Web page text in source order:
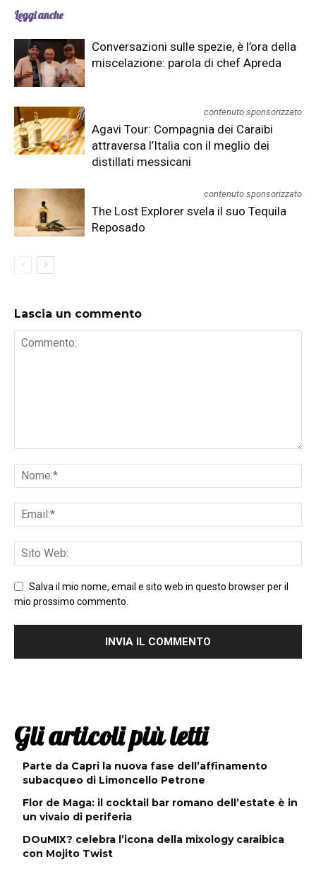
Leggi anche
Conversazioni sulle spezie, è l’ora della
miscelazione: parola di chef Apreda
contenuto sponsorizzato
Agavi Tour: Compagnia dei Caraibi
attraversa l’Italia con il meglio dei
distillati messicani
contenuto sponsorizzato
The Lost Explorer svela il suo Tequila
Reposado
Lascia un commento
Salva il mio nome, email e sito web in questo browser per il
mio prossimo commento.
Gli articoli più letti
Parte da Capri la nuova fase dell’affinamento
subacqueo di Limoncello Petrone
Flor de Maga: il cocktail bar romano dell’estate è in
un vivaio di periferia
DOuMIX? celebra l’icona della mixology caraibica
con Mojito Twist